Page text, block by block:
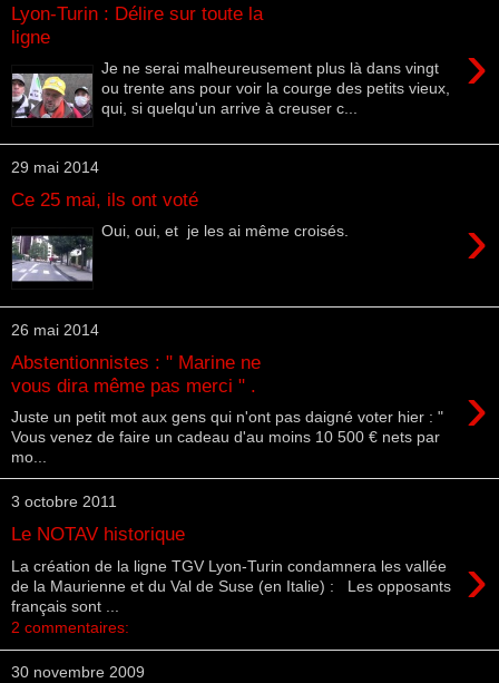
Lyon-Turin : Délire sur toute la
ligne
›
Je ne serai malheureusement plus là dans vingt
ou trente ans pour voir la courge des petits vieux,
qui, si quelqu'un arrive à creuser c...
29 mai 2014
Ce 25 mai, ils ont voté
›
Oui, oui, et je les ai même croisés.
26 mai 2014
Abstentionnistes : " Marine ne
vous dira même pas merci " .
›
Juste un petit mot aux gens qui n'ont pas daigné voter hier : "
Vous venez de faire un cadeau d'au moins 10 500 € nets par
mo...
3 octobre 2011
Le NOTAV historique
›
La création de la ligne TGV Lyon-Turin condamnera les vallée
de la Maurienne et du Val de Suse (en Italie) : Les opposants
français sont ...
2 commentaires:
30 novembre 2009